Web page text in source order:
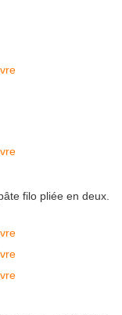
filo pliée en deux.